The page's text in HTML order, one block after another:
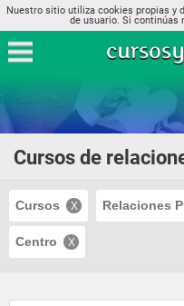
Nuestro sitio utiliza cookies propias y
de usuario. Si continúas
Cursos de
Cursos Relaciones
Centro